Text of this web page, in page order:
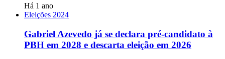
Há 1 ano
Eleições 2024
Gabriel Azevedo já se declara pré-candidato à
PBH em 2028 e descarta eleição em 2026